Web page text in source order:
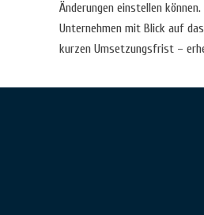
Änderungen einstellen
Unternehmen mit Blick auf
kurzen Umsetzungsfrist –